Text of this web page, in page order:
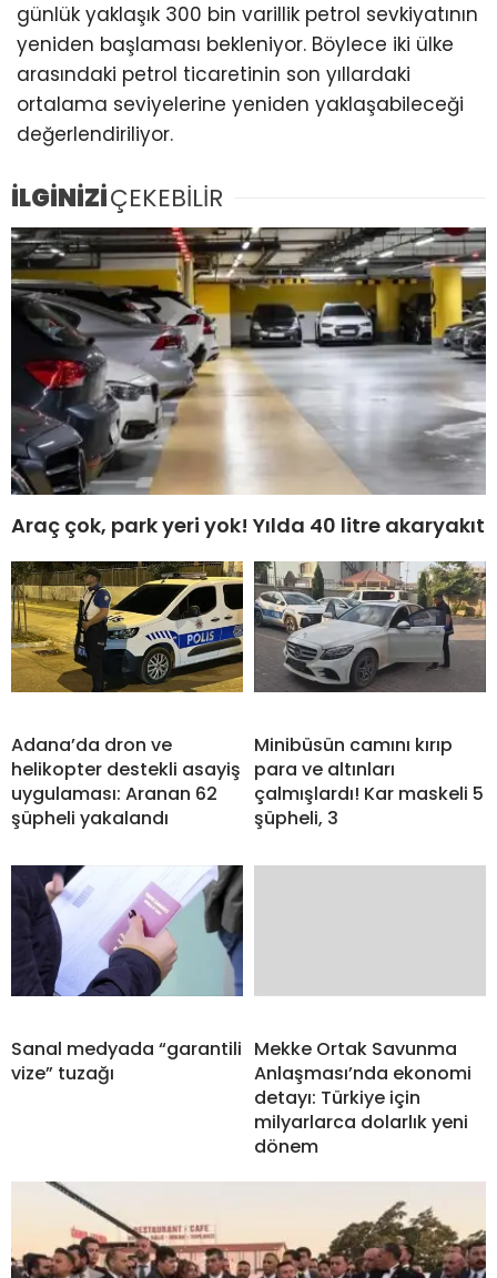
günlük yaklaşık 300 bin varillik petrol sevkiyatının
yeniden başlaması bekleniyor. Böylece iki ülke
arasındaki petrol ticaretinin son yıllardaki
ortalama seviyelerine yeniden yaklaşabileceği
değerlendiriliyor.
İLGİNİZİÇEKEBİLİR
Araç çok, park yeri yok! Yılda 40 litre akaryakıt
Adana’da dron ve
helikopter destekli asayiş
uygulaması: Aranan 62
şüpheli yakalandı
Minibüsün camını kırıp
para ve altınları
çalmışlardı! Kar maskeli 5
şüpheli, 3
Sanal medyada “garantili
vize” tuzağı
Mekke Ortak Savunma
Anlaşması’nda ekonomi
detayı: Türkiye için
milyarlarca dolarlık yeni
dönem